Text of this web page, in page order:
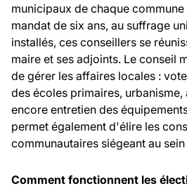
municipaux de chaque
mandat de six ans, au suffrage
installés, ces conseillers se
maire et ses adjoints. Le conseil
de gérer les affaires locales :
des écoles primaires,
encore entretien des
permet également d'élire les
communautaires siégeant au
Comment fonctionnent les